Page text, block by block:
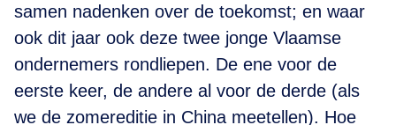
samen nadenken over de toekomst; en waar
ook dit jaar ook deze twee jonge Vlaamse
ondernemers rondliepen. De ene voor de
eerste keer, de andere al voor de derde (als
we de zomereditie in China meetellen). Hoe